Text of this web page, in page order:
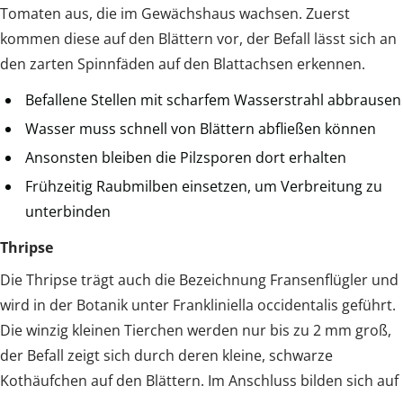
Tomaten aus, die im Gewächshaus wachsen. Zuerst
kommen diese auf den Blättern vor, der Befall lässt sich an
den zarten Spinnfäden auf den Blattachsen erkennen.
Befallene Stellen mit scharfem Wasserstrahl abbrausen
Wasser muss schnell von Blättern abfließen können
Ansonsten bleiben die Pilzsporen dort erhalten
Frühzeitig Raubmilben einsetzen, um Verbreitung zu
unterbinden
Thripse
Die Thripse trägt auch die Bezeichnung Fransenflügler und
wird in der Botanik unter Frankliniella occidentalis geführt.
Die winzig kleinen Tierchen werden nur bis zu 2 mm groß,
der Befall zeigt sich durch deren kleine, schwarze
Kothäufchen auf den Blättern. Im Anschluss bilden sich auf